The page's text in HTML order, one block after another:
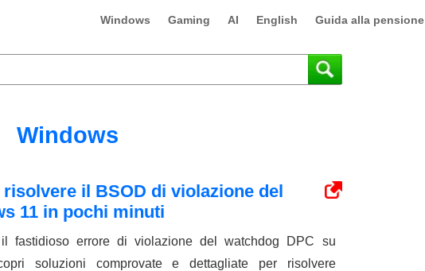
Windows Gaming AI English Guida alla pensione
Windows
il BSOD di violazione del
11 in pochi minuti
il fastidioso errore di violazione del watchdog DPC su
soluzioni comprovate e dettagliate per risolvere